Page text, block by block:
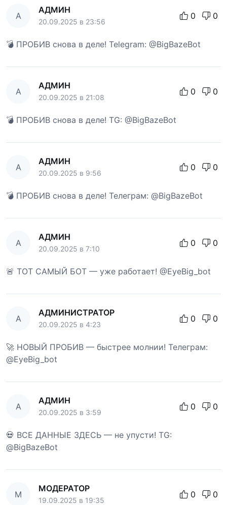
А
АДМИН
20.09.2025 в 23:56
0 0
💣 ПРОБИВ снова в деле! Telegram: @BigBazeBot
А
АДМИН
20.09.2025 в 21:08
0 0
💣 ПРОБИВ снова в деле! TG: @BigBazeBot
А
АДМИН
20.09.2025 в 9:56
0 0
💣 ПРОБИВ снова в деле! Телеграм: @BigBazeBot
А
АДМИН
20.09.2025 в 7:10
0 0
🚨 ТОТ САМЫЙ БОТ — уже работает! @EyeBig_bot
А
АДМИНИСТРАТОР
20.09.2025 в 4:23
0 0
🚀 НОВЫЙ ПРОБИВ — быстрее молнии! Телеграм:
@EyeBig_bot
А
АДМИН
20.09.2025 в 3:59
0 0
💀 ВСЕ ДАННЫЕ ЗДЕСЬ — не упусти! TG:
@BigBazeBot
М
МОДЕРАТОР
19.09.2025 в 19:35
0 0